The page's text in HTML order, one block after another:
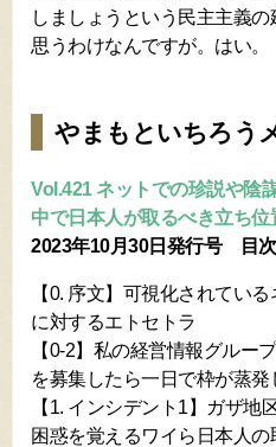
しましょうという民主主義
思うわけなんですが。はい。
やまもといちろう
Vol.421 ネットでの珍説や陰
中で日本人が取るべき立ち
2023年10月30日発行号 目次
【0. 序文】可視化されてい
に対するエトセトラ
【0-2】私の経営情報グルー
を募集したら一日で枠が蒸発
【1. インシデント1】ガザ地
困惑を覚えるワイら日本人